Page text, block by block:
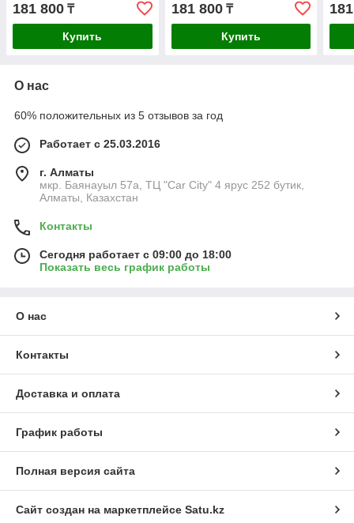
181 800 ₸
Купить
181 800₸
Купить
О нас
60% положительных из 5 отзывов за год
Работает с 25.03.2016
г. Алматы
мкр. Баянауыл 57а, ТЦ "Car Сity" 4 ярус 252 бутик,
Алматы, Казахстан
Контакты
Сегодня работает с 09:00 до 18:00
Показать весь график работы
О нас
Контакты
Доставка и оплата
График работы
Полная версия сайта
Сайт создан на маркетплейсе Satu.kz